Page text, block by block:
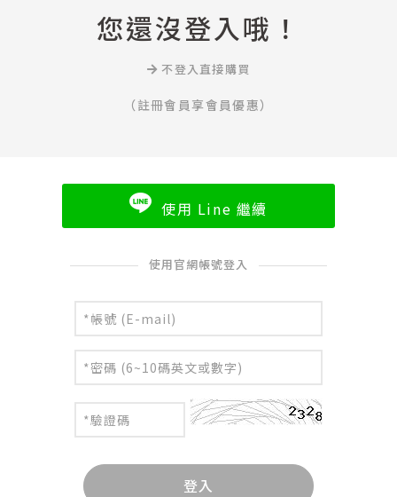
您還沒登入哦！
不登入直接購買
（註冊會員享會員優惠）
使用 Line 繼續
使用官網帳號登入
登入